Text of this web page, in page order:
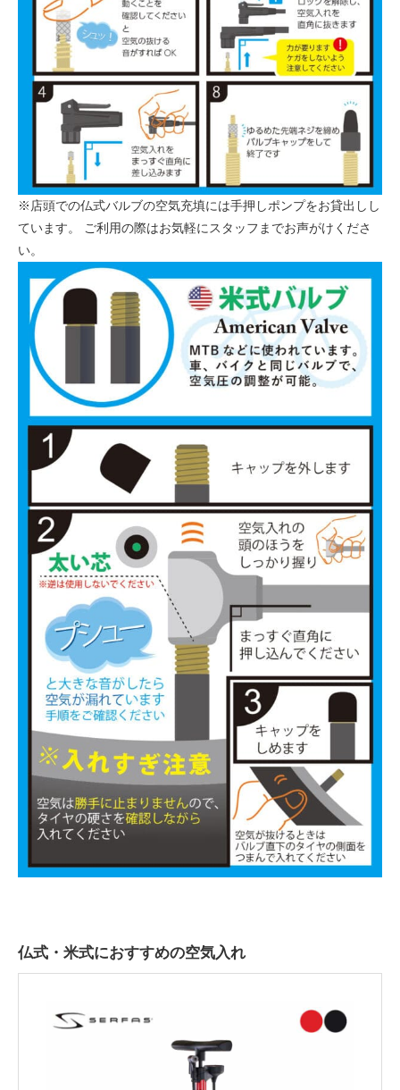
※店頭での仏式バルブの空気充填には手押しポンプをお貸出しし
ています。 ご利用の際はお気軽にスタッフまでお声がけくださ
い。
仏式 ・米式におすすめの空気入れ